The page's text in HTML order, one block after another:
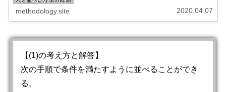
methodology.site 2020.04.07
【(1)の考え方と解答】
次の手順で条件を満たすように並べることができ
る。